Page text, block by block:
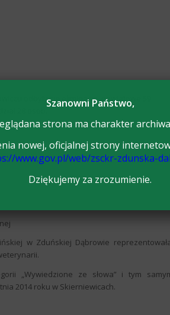
odbyły się eliminacje
powiatowe 59
28 osób.
w Zduńskiej Dąbrowie
„Wywiedzione ze słowa” i tym
2014 roku w Skierniewicach.
Szanowni Państwo,
strona ma charakter
nowej, oficjalnej strony
www.gov.pl/web/zsckr-zdunska-
Dziękujemy za zrozumienie.